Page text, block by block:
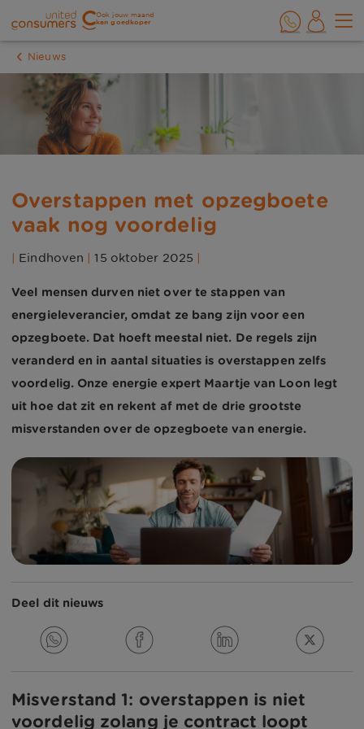
Ook jouw maand
kan goedkoper
Nieuws
Overstappen met opzegboete
vaak nog voordelig
| Eindhoven |15 oktober 2025 |
Veel mensen durven niet over te stappen van
energieleverancier, omdat ze bang zijn voor een
opzegboete. Dat hoeft meestal niet. De regels zijn
veranderd en in aantal situaties is overstappen zelfs
voordelig. Onze energie expert Maartje van Loon legt
uit hoe dat zit en rekent af met de drie grootste
misverstanden over de opzegboete van energie.
Deel dit nieuws
Misverstand 1: overstappen is niet
voordelig zolang je contract loopt